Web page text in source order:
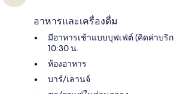
อาหารและเครื่องดื่ม
มีอาหารเช้าแบบบุฟเฟ่ต์ (คิดค่าบริก
10:30 น.
ห้องอาหาร
บาร์/เลานจ์